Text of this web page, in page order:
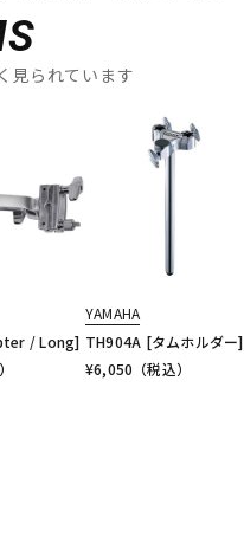
見られています
/ Long]
YAMAHA
TH904A [タムホルダー]
¥6,050 （税込）